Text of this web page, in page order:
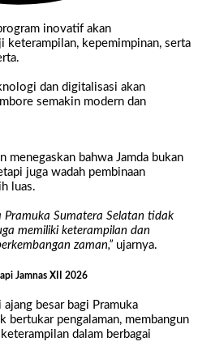
inovatif akan
keterampilan, kepemimpinan, serta
.
dan digitalisasi akan
semakin modern dan
menegaskan bahwa Jamda bukan
juga wadah pembinaan
luas.
Sumatera Selatan tidak
memiliki keterampilan dan
zaman,” ujarnya.
Jamnas XII 2026
ajang besar bagi Pramuka
bertukar pengalaman, membangun
dalam berbagai